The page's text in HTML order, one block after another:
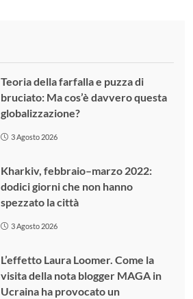
Teoria della farfalla e puzza di
bruciato: Ma cos’è davvero questa
globalizzazione?
3 Agosto 2026
Kharkiv, febbraio–marzo 2022:
dodici giorni che non hanno
spezzato la città
3 Agosto 2026
L’effetto Laura Loomer. Come la
visita della nota blogger MAGA in
Ucraina ha provocato un